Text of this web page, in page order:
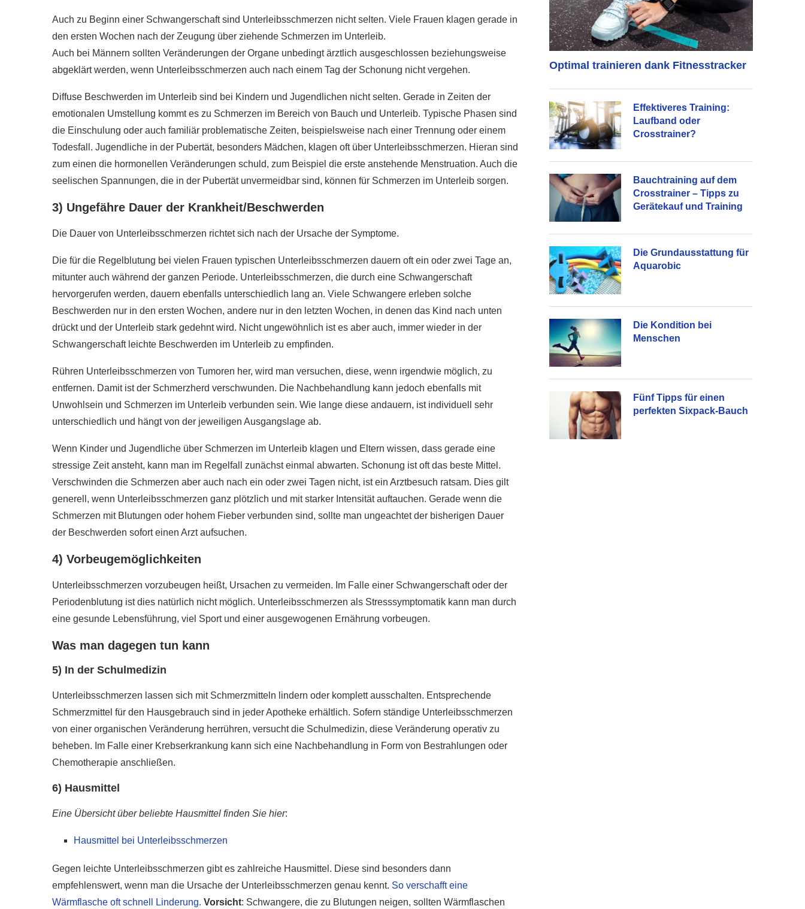
Auch zu Beginn einer Schwangerschaft sind Unterleibsschmerzen nicht selten. Viele Frauen klagen gerade in
den ersten Wochen nach der Zeugung über ziehende Schmerzen im Unterleib.
Auch bei Männern sollten Veränderungen der Organe unbedingt ärztlich ausgeschlossen beziehungsweise
abgeklärt werden, wenn Unterleibsschmerzen auch nach einem Tag der Schonung nicht vergehen.
Diffuse Beschwerden im Unterleib sind bei Kindern und Jugendlichen nicht selten. Gerade in Zeiten der
emotionalen Umstellung kommt es zu Schmerzen im Bereich von Bauch und Unterleib. Typische Phasen sind
die Einschulung oder auch familiär problematische Zeiten, beispielsweise nach einer Trennung oder einem
Todesfall. Jugendliche in der Pubertät, besonders Mädchen, klagen oft über Unterleibsschmerzen. Hieran sind
zum einen die hormonellen Veränderungen schuld, zum Beispiel die erste anstehende Menstruation. Auch die
seelischen Spannungen, die in der Pubertät unvermeidbar sind, können für Schmerzen im Unterleib sorgen.
3) Ungefähre Dauer der Krankheit/Beschwerden
Die Dauer von Unterleibsschmerzen richtet sich nach der Ursache der Symptome.
Die für die Regelblutung bei vielen Frauen typischen Unterleibsschmerzen dauern oft ein oder zwei Tage an,
mitunter auch während der ganzen Periode. Unterleibsschmerzen, die durch eine Schwangerschaft
hervorgerufen werden, dauern ebenfalls unterschiedlich lang an. Viele Schwangere erleben solche
Beschwerden nur in den ersten Wochen, andere nur in den letzten Wochen, in denen das Kind nach unten
drückt und der Unterleib stark gedehnt wird. Nicht ungewöhnlich ist es aber auch, immer wieder in der
Schwangerschaft leichte Beschwerden im Unterleib zu empfinden.
Rühren Unterleibsschmerzen von Tumoren her, wird man versuchen, diese, wenn irgendwie möglich, zu
entfernen. Damit ist der Schmerzherd verschwunden. Die Nachbehandlung kann jedoch ebenfalls mit
Unwohlsein und Schmerzen im Unterleib verbunden sein. Wie lange diese andauern, ist individuell sehr
unterschiedlich und hängt von der jeweiligen Ausgangslage ab.
Wenn Kinder und Jugendliche über Schmerzen im Unterleib klagen und Eltern wissen, dass gerade eine
stressige Zeit ansteht, kann man im Regelfall zunächst einmal abwarten. Schonung ist oft das beste Mittel.
Verschwinden die Schmerzen aber auch nach ein oder zwei Tagen nicht, ist ein Arztbesuch ratsam. Dies gilt
generell, wenn Unterleibsschmerzen ganz plötzlich und mit starker Intensität auftauchen. Gerade wenn die
Schmerzen mit Blutungen oder hohem Fieber verbunden sind, sollte man ungeachtet der bisherigen Dauer
der Beschwerden sofort einen Arzt aufsuchen.
4) Vorbeugemöglichkeiten
Unterleibsschmerzen vorzubeugen heißt, Ursachen zu vermeiden. Im Falle einer Schwangerschaft oder der
Periodenblutung ist dies natürlich nicht möglich. Unterleibsschmerzen als Stresssymptomatik kann man durch
eine gesunde Lebensführung, viel Sport und einer ausgewogenen Ernährung vorbeugen.
Was man dagegen tun kann
5) In der Schulmedizin
Unterleibsschmerzen lassen sich mit Schmerzmitteln lindern oder komplett ausschalten. Entsprechende
Schmerzmittel für den Hausgebrauch sind in jeder Apotheke erhältlich. Sofern ständige Unterleibsschmerzen
von einer organischen Veränderung herrühren, versucht die Schulmedizin, diese Veränderung operativ zu
beheben. Im Falle einer Krebserkrankung kann sich eine Nachbehandlung in Form von Bestrahlungen oder
Chemotherapie anschließen.
6) Hausmittel
Eine Übersicht über beliebte Hausmittel finden Sie hier:
Hausmittel bei Unterleibsschmerzen
Gegen leichte Unterleibsschmerzen gibt es zahlreiche Hausmittel. Diese sind besonders dann
empfehlenswert, wenn man die Ursache der Unterleibsschmerzen genau kennt. So verschafft eine
Wärmflasche oft schnell Linderung. Vorsicht: Schwangere, die zu Blutungen neigen, sollten Wärmflaschen
Optimal trainieren dank Fitnesstracker
Effektiveres Training:
Laufband oder
Crosstrainer?
Bauchtraining auf dem
Crosstrainer – Tipps zu
Gerätekauf und Training
Die Grundausstattung für
Aquarobic
Die Kondition bei
Menschen
Fünf Tipps für einen
perfekten Sixpack-Bauch